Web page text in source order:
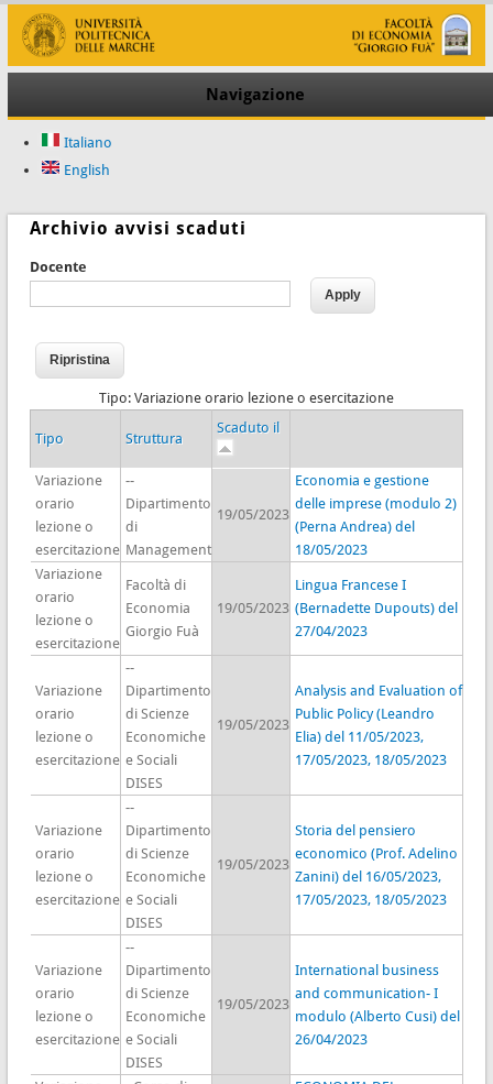
Navigazione
Italiano
English
Archivio avvisi scaduti
Docente
Tipo: Variazione orario lezione o esercitazione
Tipo Struttura
Scaduto il
Variazione
orario
lezione o
esercitazione
--
Dipartimento
di
Management
19/05/2023
Economia e gestione
delle imprese (modulo 2)
(Perna Andrea) del
18/05/2023
Variazione
orario
lezione o
esercitazione
Facoltà di
Economia
Giorgio Fuà
19/05/2023
Lingua Francese I
(Bernadette Dupouts) del
27/04/2023
Variazione
orario
lezione o
esercitazione
--
Dipartimento
di Scienze
Economiche
e Sociali
DISES
19/05/2023
Analysis and Evaluation of
Public Policy (Leandro
Elia) del 11/05/2023,
17/05/2023, 18/05/2023
Variazione
orario
lezione o
esercitazione
--
Dipartimento
di Scienze
Economiche
e Sociali
DISES
19/05/2023
Storia del pensiero
economico (Prof. Adelino
Zanini) del 16/05/2023,
17/05/2023, 18/05/2023
Variazione
orario
lezione o
esercitazione
--
Dipartimento
di Scienze
Economiche
e Sociali
DISES
19/05/2023
International business
and communication- I
modulo (Alberto Cusi) del
26/04/2023